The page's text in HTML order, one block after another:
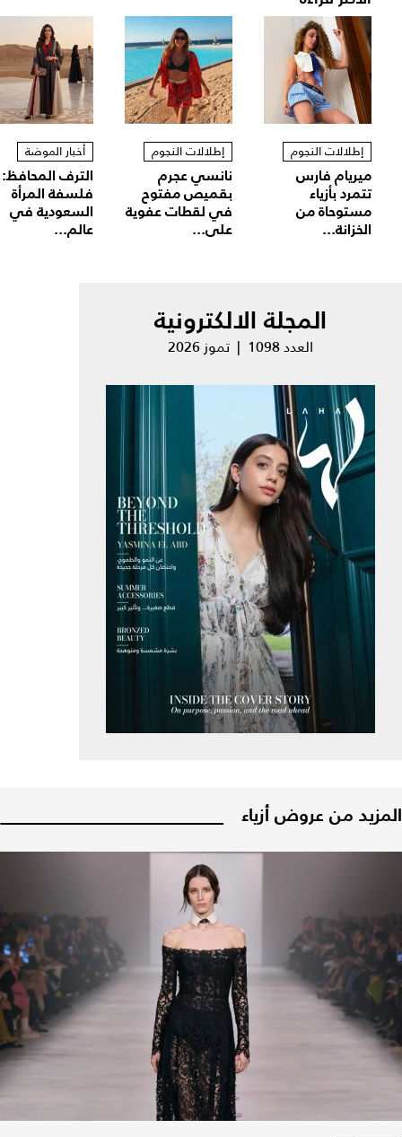
إطلالات النجوم
ميريام فارس
تتمرد بأزياء
مستوحاة من
الخزانة...
إطلالات النجوم
نانسي عجرم
بقميص مفتوح
في لقطات عفوية
على...
أخبار الموضة
الترف المحافظ:
فلسفة المرأة
السعودية في
عالم...
المجلة الالكترونية
العدد 1098 | تموز 2026
المزيد من عروض أزياء